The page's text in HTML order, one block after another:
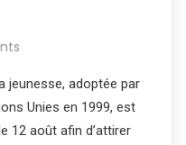
jeunesse, adoptée par
Unies en 1999, est
12 août afin d’attirer